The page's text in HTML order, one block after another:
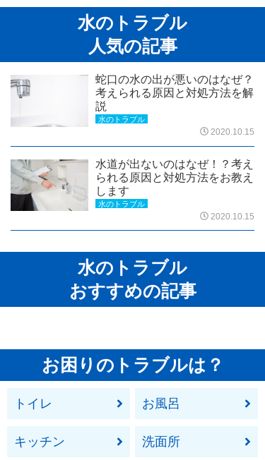
水のトラブル
人気の記事
蛇口の水の出が悪いのはなぜ？
考えられる原因と対処方法を解
説
水のトラブル
2020.10.15
水道が出ないのはなぜ！？考え
られる原因と対処方法をお教え
します
水のトラブル
2020.10.15
水のトラブル
おすすめの記事
お困りのトラブルは？
トイレ お風呂
キッチン 洗面所